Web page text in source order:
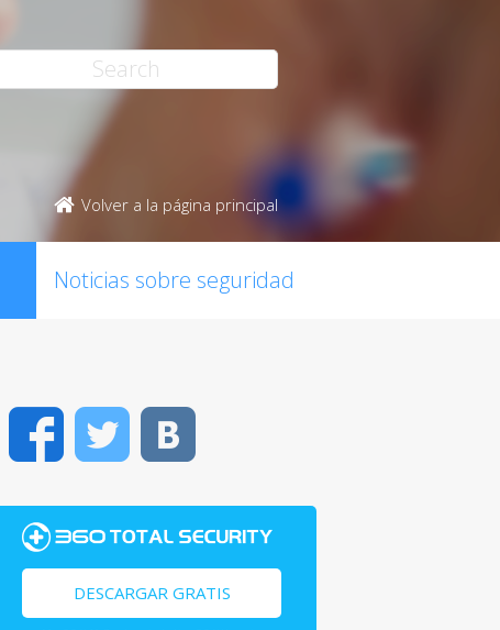
Volver a la página principal
Noticias sobre seguridad
FacebookTwitter
DESCARGAR GRATIS